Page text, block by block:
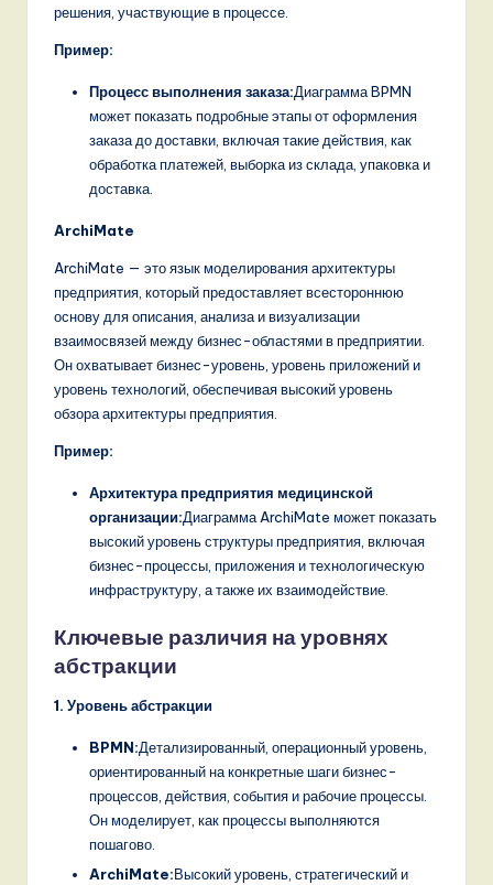
in
w
it
решения, участвующие в процессе.
Пример:
Процесс выполнения заказа:Диаграмма BPMN
может показать подробные этапы от оформления
заказа до доставки, включая такие действия, как
обработка платежей, выборка из склада, упаковка и
доставка.
ArchiMate
ArchiMate — это язык моделирования архитектуры
предприятия, который предоставляет всестороннюю
основу для описания, анализа и визуализации
взаимосвязей между бизнес-областями в предприятии.
Он охватывает бизнес-уровень, уровень приложений и
уровень технологий, обеспечивая высокий уровень
обзора архитектуры предприятия.
Пример:
Архитектура предприятия медицинской
организации:Диаграмма ArchiMate может показать
высокий уровень структуры предприятия, включая
бизнес-процессы, приложения и технологическую
инфраструктуру, а также их взаимодействие.
Ключевые различия на уровнях
абстракции
1. Уровень абстракции
BPMN:Детализированный, операционный уровень,
ориентированный на конкретные шаги бизнес-
процессов, действия, события и рабочие процессы.
Он моделирует, как процессы выполняются
пошагово.
ArchiMate:Высокий уровень, стратегический и